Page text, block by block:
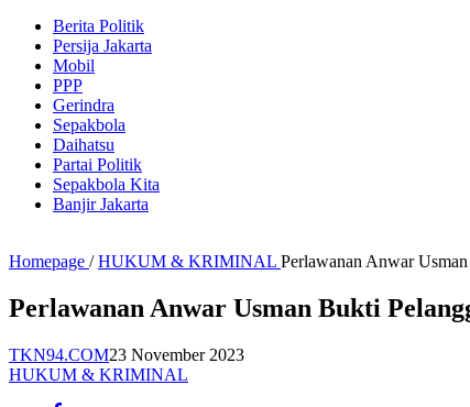
Berita Politik
Persija Jakarta
Mobil
PPP
Gerindra
Sepakbola
Daihatsu
Partai Politik
Sepakbola Kita
Banjir Jakarta
Homepage / HUKUM & KRIMINAL Perlawanan Anwar
Perlawanan Anwar Usman Bukti
TKN94.COM23 November 2023
HUKUM & KRIMINAL